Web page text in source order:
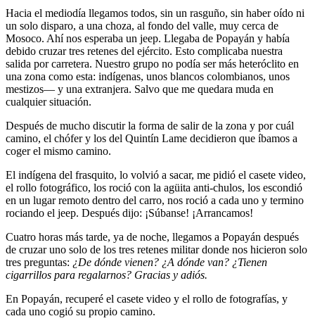
Hacia el mediodía llegamos todos, sin un rasguño, sin haber oído ni
un solo disparo, a una choza, al fondo del valle, muy cerca de
Mosoco. Ahí nos esperaba un jeep. Llegaba de Popayán y había
debido cruzar tres retenes del ejército. Esto complicaba nuestra
salida por carretera. Nuestro grupo no podía ser más heteróclito en
una zona como esta: indígenas, unos blancos colombianos, unos
mestizos— y una extranjera. Salvo que me quedara muda en
cualquier situación.
Después de mucho discutir la forma de salir de la zona y por cuál
camino, el chófer y los del Quintín Lame decidieron que íbamos a
coger el mismo camino.
El indígena del frasquito, lo volvió a sacar, me pidió el casete video,
el rollo fotográfico, los roció con la agüita anti-chulos, los escondió
en un lugar remoto dentro del carro, nos roció a cada uno y termino
rociando el jeep. Después dijo: ¡Súbanse! ¡Arrancamos!
Cuatro horas más tarde, ya de noche, llegamos a Popayán después
de cruzar uno solo de los tres retenes militar donde nos hicieron solo
tres preguntas: ¿De dónde vienen? ¿A dónde van? ¿Tienen
cigarrillos para regalarnos? Gracias y adiós.
En Popayán, recuperé el casete video y el rollo de fotografías, y
cada uno cogió su propio camino.